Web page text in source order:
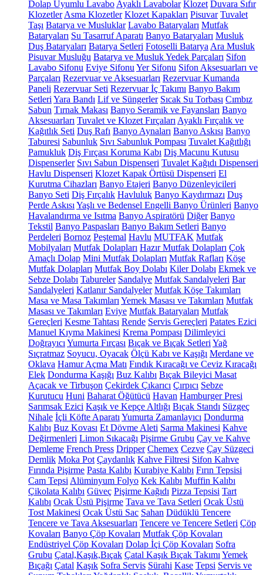
Dolap Uyumlu Lavabo Ayaklı Lavabolar Klozet Duvara Sıfır
Klozetler Asma Klozetler Klozet Kapakları Pisuvar Tuvalet
Taşı Batarya ve Musluklar Lavabo Bataryaları Mutfak
Bataryaları Su Tasarruf Aparatı Banyo Bataryaları Musluk
Duş Bataryaları Batarya Setleri Fotoselli Batarya Ara Musluk
Pisuvar Musluğu Batarya ve Musluk Yedek Parçaları Sifon
Lavabo Sifonu Eviye Sifonu Yer Sifonu Sifon Aksesuarları ve
Parçaları Rezervuar ve Aksesuarları Rezervuar Kumanda
Paneli Rezervuar Seti Rezervuar İç Takımı Banyo Bakım
Setleri Yara Bandı Lif ve Süngerler Sıcak Su Torbası Cımbız
Sabun Tırnak Makası Banyo Seramik ve Fayansları Banyo
Aksesuarları Tuvalet ve Klozet Fırçaları Ayaklı Fırçalık ve
Kağıtlık Seti Duş Rafı Banyo Aynaları Banyo Askısı Banyo
Taburesi Sabunluk Sıvı Sabunluk Pompası Tuvalet Kağıtlığı
Pamukluk Diş Fırçası Koruma Kabı Diş Macunu Kutusu
Dispenserler Sıvı Sabun Dispenseri Tuvalet Kağıdı Dispenseri
Havlu Dispenseri Klozet Kapak Örtüsü Dispenseri El
Kurutma Cihazları Banyo Etajeri Banyo Düzenleyicileri
Banyo Seti Diş Fırçalık Havluluk Banyo Kaydırmazı Duş
Perde Askısı Yaşlı ve Bedensel Engelli Banyo Ürünleri Banyo
Havalandırma ve Isıtma Banyo Aspiratörü Diğer Banyo
Tekstil Banyo Paspasları Banyo Bakım Setleri Banyo
Perdeleri Bornoz Peştemal Havlu MUTFAK Mutfak
Mobilyaları Mutfak Dolapları Hazır Mutfak Dolapları Çok
Amaçlı Dolap Mini Mutfak Dolapları Mutfak Rafları Köşe
Mutfak Dolapları Mutfak Boy Dolabı Kiler Dolabı Ekmek ve
Sebze Dolabı Tabureler Sandalye Mutfak Sandalyeleri Bar
Sandalyeleri Katlanır Sandalyeler Mutfak Köşe Takımları
Masa ve Masa Takımları Yemek Masası ve Takımları Mutfak
Masası ve Takımları Eviye Mutfak Bataryaları Mutfak
Gereçleri Kesme Tahtası Rende Servis Gereçleri Patates Ezici
Manuel Kıyma Makinesi Krema Pompası Dilimleyici
Doğrayıcı Yumurta Fırçası Bıçak ve Bıçak Setleri Yağ
Sıçratmaz Soyucu, Oyacak Ölçü Kabı ve Kaşığı Merdane ve
Oklava Hamur Açma Matı Fındık Kıracağı ve Ceviz Kıracağı
Elek Dondurma Kaşığı Buz Kalıbı Bıçak Bileyici Masat
Açacak ve Tirbuşon Çekirdek Çıkarıcı Çırpıcı Sebze
Kurutucu Huni Baharat Öğütücü Havan Hamburger Presi
Sarımsak Ezici Kaşık ve Kepçe Altlığı Bıçak Standı Süzgeç
Nihale İçli Köfte Aparatı Yumurta Zamanlayıcı Dondurma
Kalıbı Buz Kovası Et Dövme Aleti Sarma Makinesi Kahve
Değirmenleri Limon Sıkacağı Pişirme Grubu Çay ve Kahve
Demleme French Press Dripper Chemex Cezve Çay Süzgeci
Demlik Moka Pot Çaydanlık Kahve Filtresi Sifon Kahve
Fırında Pişirme Pasta Kalıbı Kurabiye Kalıbı Fırın Tepsisi
Cam Tepsi Alüminyum Folyo Kek Kalıbı Muffin Kalıbı
Çikolata Kalıbı Güveç Pişirme Kağıdı Pizza Tepsisi Tart
Kalıbı Ocak Üstü Pişirme Tava ve Tava Setleri Ocak Üstü
Tost Makinesi Ocak Üstü Sac Sahan Düdüklü Tencere
Tencere ve Tava Aksesuarları Tencere ve Tencere Setleri Çöp
Kovaları Banyo Çöp Kovaları Mutfak Çöp Kovaları
Endüstriyel Çöp Kovaları Dolap İçi Çöp Kovaları Sofra
Grubu Çatal,Kaşık,Bıçak Çatal Kaşık Bıçak Takımı Yemek
Bıçağı Çatal Kaşık Sofra Servis Sürahi Kase Tepsi Servis ve